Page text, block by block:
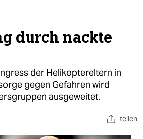
durch nackte
der Helikoptereltern in
gegen Gefahren wird
ausgeweitet.
teilen